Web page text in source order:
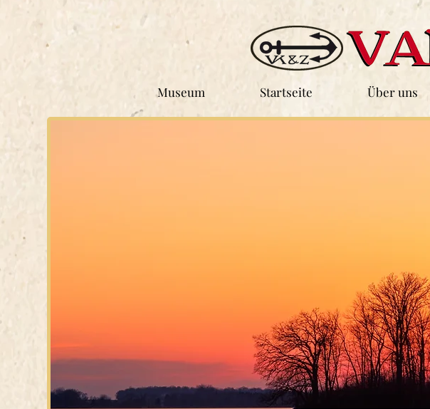
Museum Startseite Über uns